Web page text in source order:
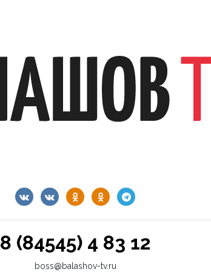
8 (84545) 4 83 12
boss@balashov-tv.ru